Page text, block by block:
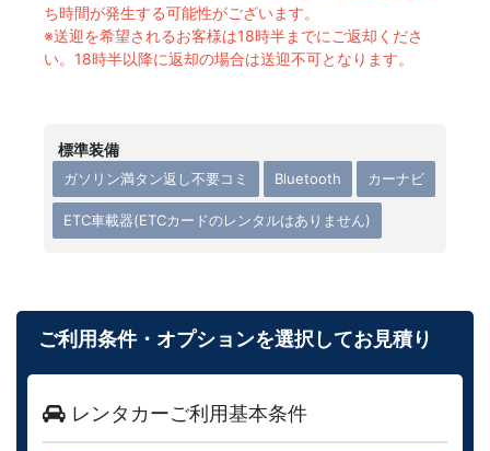
ち時間が発生する可能性がございます。
※送迎を希望されるお客様は18時半までにご返却くださ
い。18時半以降に返却の場合は送迎不可となります。
標準装備
ガソリン満タン返し不要コミ Bluetooth カーナビ
ETC車載器(ETCカードのレンタルはありません)
ご利用条件・オプションを選択してお見積り
レンタカーご利用基本条件